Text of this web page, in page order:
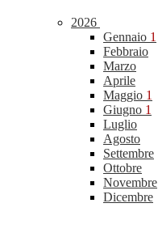
2026
Gennaio 1
Febbraio
Marzo
Aprile
Maggio 1
Giugno 1
Luglio
Agosto
Settembre
Ottobre
Novembre
Dicembre